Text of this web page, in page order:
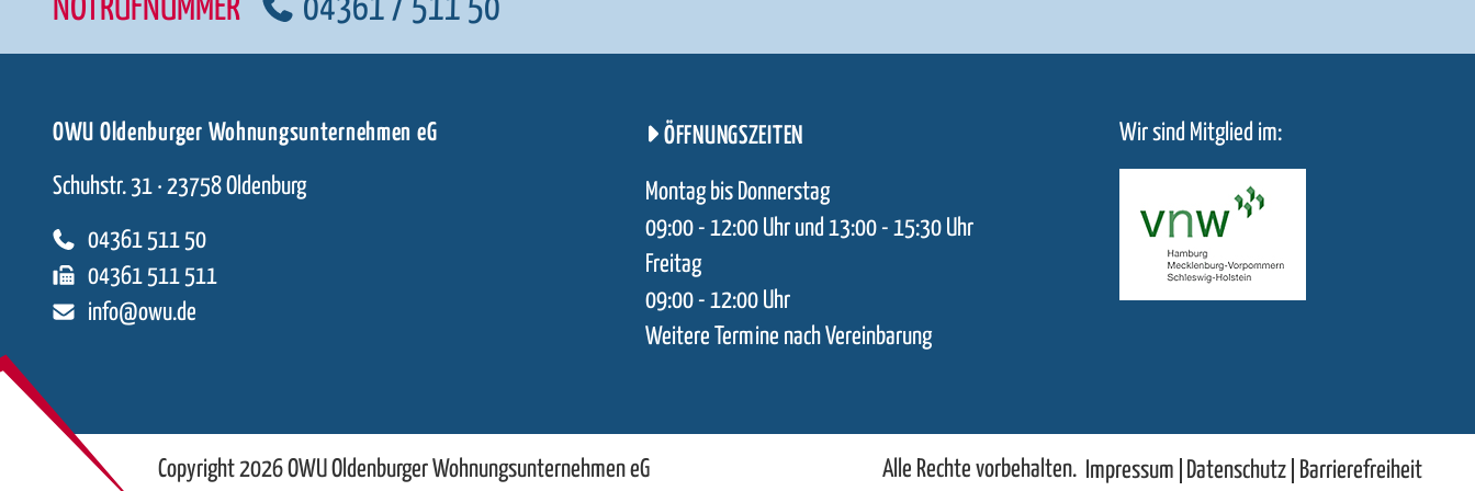
NOTRUFNUMMER 04361 / 511 50
OWU Oldenburger Wohnungsunternehmen eG
Schuhstr. 31 · 23758 Oldenburg
04361 511 50
04361 511 511
info@owu.de
ÖFFNUNGSZEITEN
Montag bis Donnerstag
09:00 - 12:00 Uhr und 13:00 - 15:30 Uhr
Freitag
09:00 - 12:00 Uhr
Weitere Termine nach Vereinbarung
Wir sind Mitglied im:
Copyright 2026 OWU Oldenburger Wohnungsunternehmen eG Alle Rechte vorbehalten. Impressum Datenschutz Barrierefreiheit